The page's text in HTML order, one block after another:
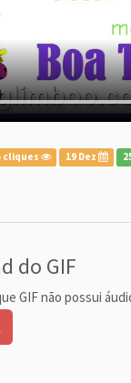
cliques 19 Dez
do GIF
GIF não possui